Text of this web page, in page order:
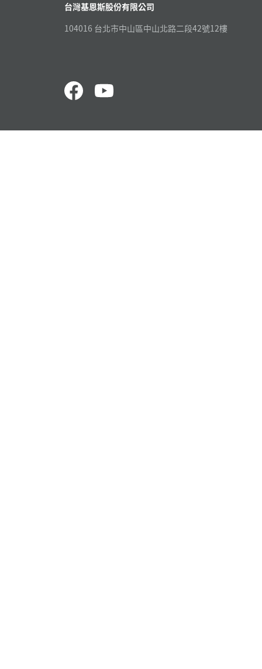
台灣基恩斯股份有限公司
104016 台北市中山區中山北路二段42號12樓